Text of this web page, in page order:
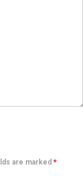
are marked *